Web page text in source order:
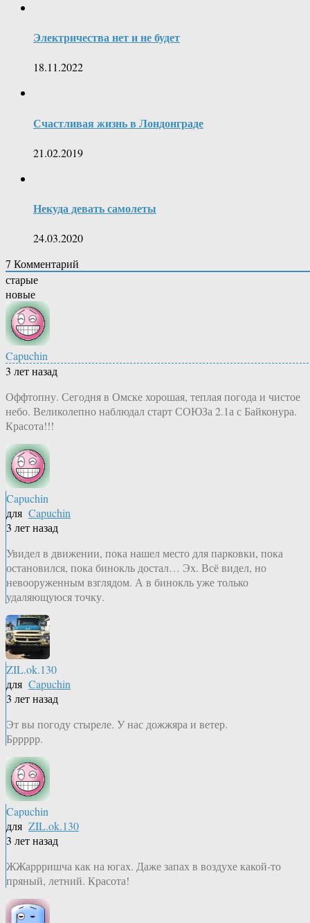
Электричества нет и не будет
18.11.2022
Счастливая жизнь в Лондонграде
21.02.2019
Некуда девать самолеты
24.03.2020
7 Комментарий
старые
новые
Capuchin
3 лет назад
Оффтопну. Сегодня в Омске хорошая, теплая погода и чистое
небо. Великолепно наблюдал старт СОЮЗа 2.1а с Байконура.
Красота!!!
Capuchin
для Capuchin
3 лет назад
Увидел в движении, пока нашел место для парковки, пока
остановился, пока бинокль достал… Эх. Всё видел, но
невооруженным взглядом. А в бинокль уже только
удаляющуюся точку.
ZIL.ok.130
для Capuchin
3 лет назад
Эт вы погоду стыреле. У нас дожжяра и ветер.
Бррррр.
Capuchin
для ZIL.ok.130
3 лет назад
ЖЖаррришча как на югах. Даже запах в воздухе какой-то
пряный, летний. Красота!